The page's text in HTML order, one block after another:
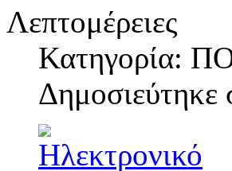
Λεπτομέρειες
Κατηγορία:
Δημοσιεύτηκε